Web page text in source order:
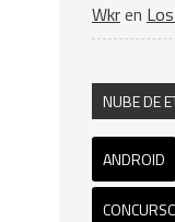
Wkren
NUBE DE
ANDROID